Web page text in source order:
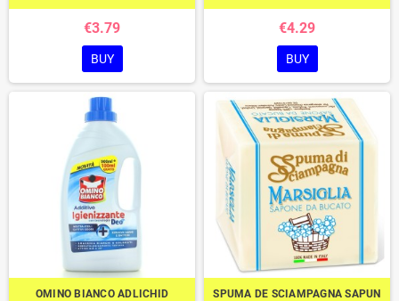
€3.79
BUY
€4.29
BUY
OMINO BIANCO ADLICHID
SPUMA DE SCIAMPAGNA SAPUN